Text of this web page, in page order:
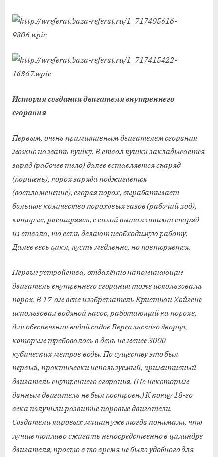
История создания двигателя внутреннего
сгорания
Первым, очень примитивным двигателем сгорания
можно назвать пушку. В ствол пушки закладывается
заряд (рабочее тело) далее вставляется снаряд
(поршень), порох заряда поджигается
(воспламенение), сгорая порох, вырабатывает
большое количество пороховых газов (рабочий ход),
которые, расширяясь, с силой выталкивают снаряд
из ствола, то есть делают необходимую работу.
Далее весь цикл, пусть медленно, но повторяется.
Первые устройства, отдалённо напоминающие
двигатель внутреннего сгорания тоже использовали
порох. В 17-ом веке изобретатель Кристиан Хайгенс
использовал водяной насос, работающий на порохе,
для обеспечения водой садов Версальского дворца,
которым требовалось в день не менее 3000
кубических метров воды. По существу это был
первый, практически используемый, примитивный
двигатель внутреннего сгорания. (По некоторым
данным двигатель не был построен.) К концу 18-го
века получили развитие паровые двигатели.
Создатели паровых машин уже тогда понимали, что
лучше топливо сжигать непосредственно в цилиндре
двигателя, просто в то время не было удобного для